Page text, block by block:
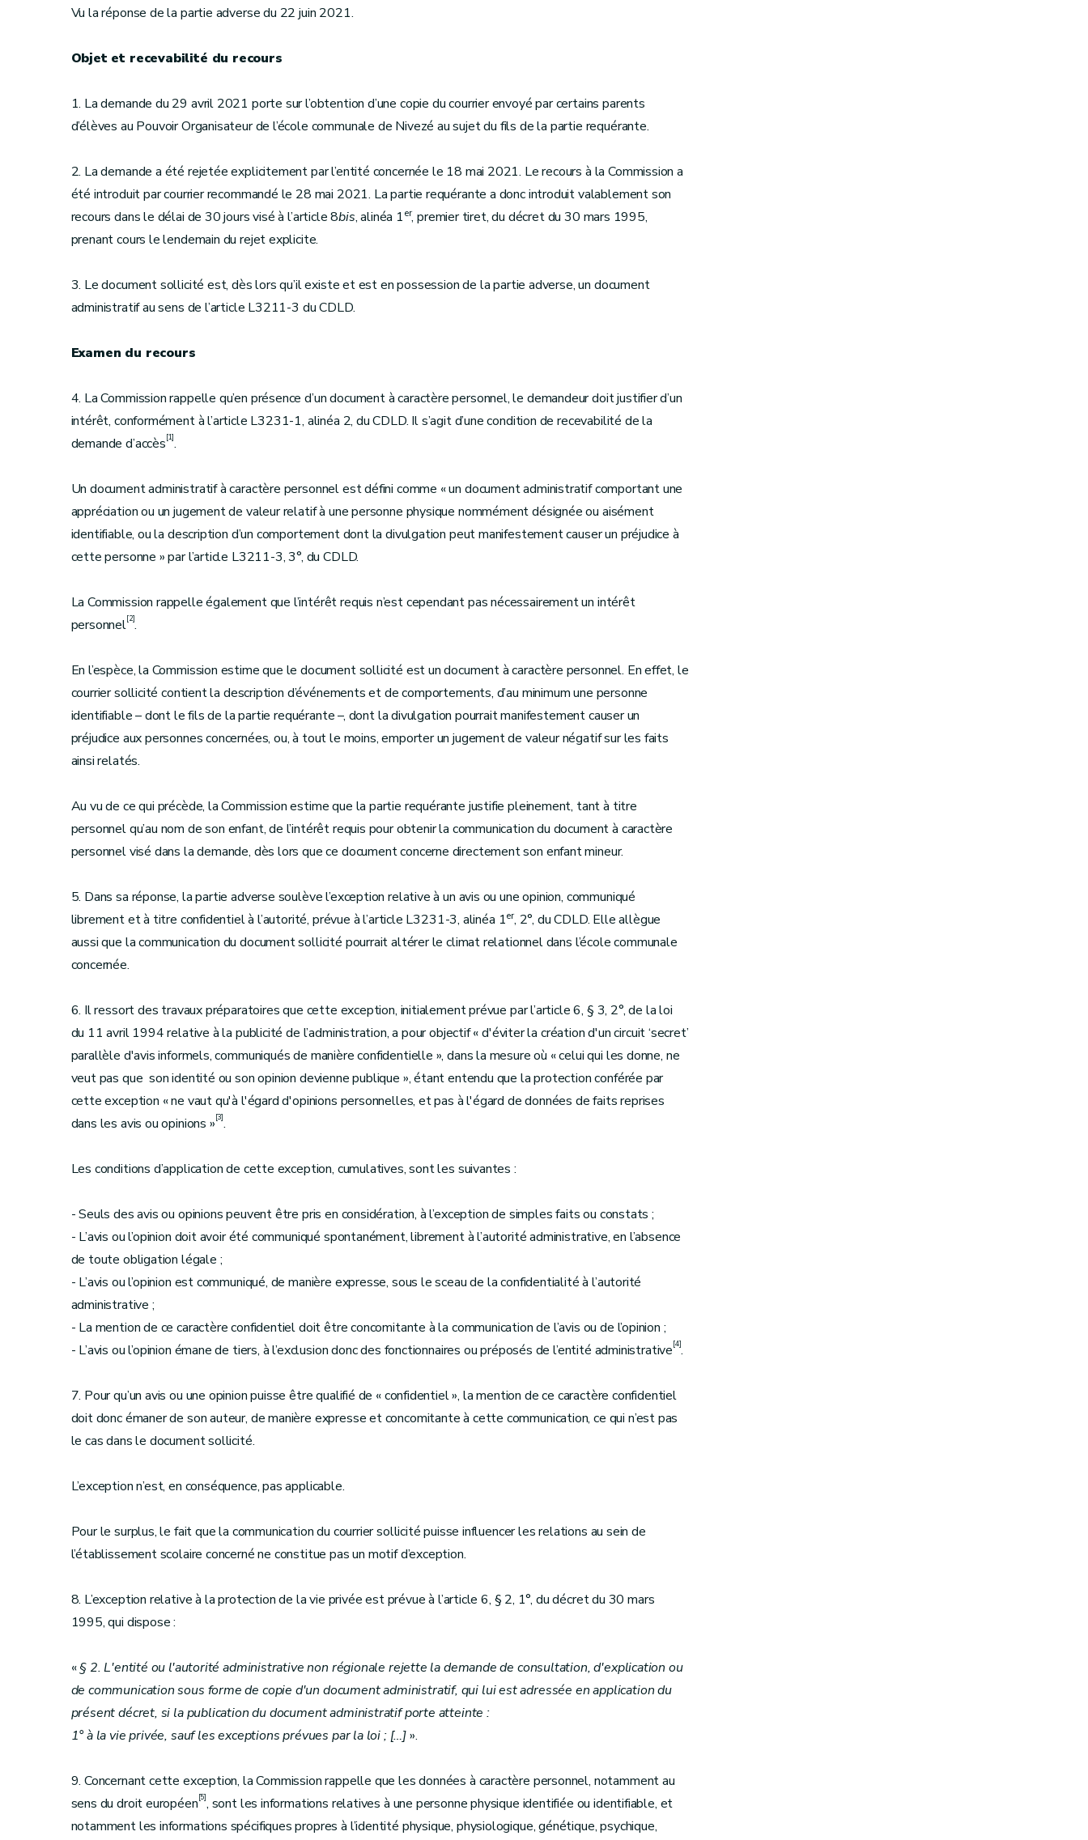
Vu la réponse de la partie adverse du 22 juin 2021.
Objet et recevabilité du recours
1. La demande du 29 avril 2021 porte sur l’obtention d’une copie du courrier envoyé par certains parents
d’élèves au Pouvoir Organisateur de l’école communale de Nivezé au sujet du fils de la partie requérante.
2. La demande a été rejetée explicitement par l’entité concernée le 18 mai 2021. Le recours à la Commission a
été introduit par courrier recommandé le 28 mai 2021. La partie requérante a donc introduit valablement son
recours dans le délai de 30 jours visé à l’article 8bis, alinéa 1er, premier tiret, du décret du 30 mars 1995,
prenant cours le lendemain du rejet explicite.
3. Le document sollicité est, dès lors qu’il existe et est en possession de la partie adverse, un document
administratif au sens de l’article L3211-3 du CDLD.
Examen du recours
4. La Commission rappelle qu’en présence d’un document à caractère personnel, le demandeur doit justifier d’un
intérêt, conformément à l’article L3231-1, alinéa 2, du CDLD. Il s’agit d’une condition de recevabilité de la
demande d’accès[1].
Un document administratif à caractère personnel est défini comme « un document administratif comportant une
appréciation ou un jugement de valeur relatif à une personne physique nommément désignée ou aisément
identifiable, ou la description d’un comportement dont la divulgation peut manifestement causer un préjudice à
cette personne » par l’article L3211-3, 3°, du CDLD.
La Commission rappelle également que l’intérêt requis n’est cependant pas nécessairement un intérêt
personnel[2].
En l’espèce, la Commission estime que le document sollicité est un document à caractère personnel. En effet, le
courrier sollicité contient la description d’événements et de comportements, d’au minimum une personne
identifiable – dont le fils de la partie requérante –, dont la divulgation pourrait manifestement causer un
préjudice aux personnes concernées, ou, à tout le moins, emporter un jugement de valeur négatif sur les faits
ainsi relatés.
Au vu de ce qui précède, la Commission estime que la partie requérante justifie pleinement, tant à titre
personnel qu’au nom de son enfant, de l’intérêt requis pour obtenir la communication du document à caractère
personnel visé dans la demande, dès lors que ce document concerne directement son enfant mineur.
5. Dans sa réponse, la partie adverse soulève l’exception relative à un avis ou une opinion, communiqué
librement et à titre confidentiel à l’autorité, prévue à l’article L3231-3, alinéa 1er, 2°, du CDLD. Elle allègue
aussi que la communication du document sollicité pourrait altérer le climat relationnel dans l’école communale
concernée.
6. Il ressort des travaux préparatoires que cette exception, initialement prévue par l’article 6, § 3, 2°, de la loi
du 11 avril 1994 relative à la publicité de l’administration, a pour objectif « d'éviter la création d'un circuit ‘secret’
parallèle d'avis informels, communiqués de manière confidentielle », dans la mesure où « celui qui les donne, ne
veut pas que son identité ou son opinion devienne publique », étant entendu que la protection conférée par
cette exception « ne vaut qu'à l'égard d'opinions personnelles, et pas à l'égard de données de faits reprises
dans les avis ou opinions »[3].
Les conditions d’application de cette exception, cumulatives, sont les suivantes :
- Seuls des avis ou opinions peuvent être pris en considération, à l’exception de simples faits ou constats ;
- L’avis ou l’opinion doit avoir été communiqué spontanément, librement à l’autorité administrative, en l’absence
de toute obligation légale ;
- L’avis ou l’opinion est communiqué, de manière expresse, sous le sceau de la confidentialité à l’autorité
administrative ;
- La mention de ce caractère confidentiel doit être concomitante à la communication de l’avis ou de l’opinion ;
- L’avis ou l’opinion émane de tiers, à l’exclusion donc des fonctionnaires ou préposés de l’entité administrative[4].
7. Pour qu’un avis ou une opinion puisse être qualifié de « confidentiel », la mention de ce caractère confidentiel
doit donc émaner de son auteur, de manière expresse et concomitante à cette communication, ce qui n’est pas
le cas dans le document sollicité.
L’exception n’est, en conséquence, pas applicable.
Pour le surplus, le fait que la communication du courrier sollicité puisse influencer les relations au sein de
l’établissement scolaire concerné ne constitue pas un motif d’exception.
8. L’exception relative à la protection de la vie privée est prévue à l’article 6, § 2, 1°, du décret du 30 mars
1995, qui dispose :
«§ 2. L'entité ou l'autorité administrative non régionale rejette la demande de consultation, d'explication ou
de communication sous forme de copie d'un document administratif, qui lui est adressée en application du
présent décret, si la publication du document administratif porte atteinte :
1° à la vie privée, sauf les exceptions prévues par la loi ; […]».
9. Concernant cette exception, la Commission rappelle que les données à caractère personnel, notamment au
sens du droit européen[5], sont les informations relatives à une personne physique identifiée ou identifiable, et
notamment les informations spécifiques propres à l’identité physique, physiologique, génétique, psychique,